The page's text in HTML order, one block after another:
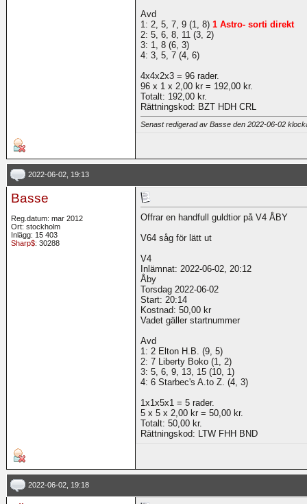
Avd
1: 2, 5, 7, 9 (1, 8) 1 Astro- sorti direkt
2: 5, 6, 8, 11 (3, 2)
3: 1, 8 (6, 3)
4: 3, 5, 7 (4, 6)
4x4x2x3 = 96 rader.
96 x 1 x 2,00 kr = 192,00 kr.
Totalt: 192,00 kr.
Rättningskod: BZT HDH CRL
Senast redigerad av Basse den 2022-06-02
2022-06-02, 19:13
Basse
Reg.datum: mar 2012
Ort: stockholm
Inlägg: 15 403
Sharp$: 30288
Offrar en handfull guldtior på V4 ÅBY
V64 såg för lätt ut
V4
Inlämnat: 2022-06-02, 20:12
Åby
Torsdag 2022-06-02
Start: 20:14
Kostnad: 50,00 kr
Vadet gäller startnummer
Avd
1: 2 Elton H.B. (9, 5)
2: 7 Liberty Boko (1, 2)
3: 5, 6, 9, 13, 15 (10, 1)
4: 6 Starbec's A.to Z. (4, 3)
1x1x5x1 = 5 rader.
5 x 5 x 2,00 kr = 50,00 kr.
Totalt: 50,00 kr.
Rättningskod: LTW FHH BND
2022-06-02, 19:18